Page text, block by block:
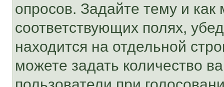
опросов. Задайте тему и
соответствующих полях,
находится на отдельной
можете задать количество